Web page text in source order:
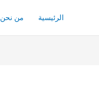
الرئيسية من نحن